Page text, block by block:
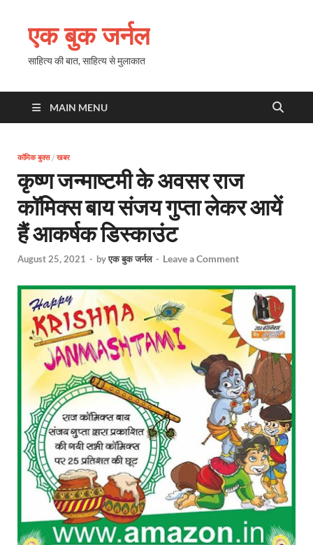
एक बुक जर्नल
साहित्य की बात, साहित्य से मुलाकात
MAIN MENU
कॉमिक बुक्स/ खबर
कृष्ण जन्माष्टमी के अवसर राज
कॉमिक्स बाय संजय गुप्ता लेकर आयें
हैं आकर्षक डिस्काउंट
August 25, 2021 - byएक बुक जर्नल - Leave a Comment